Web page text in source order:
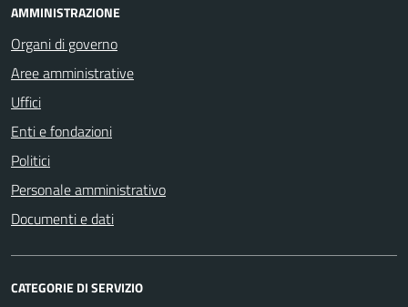
AMMINISTRAZIONE
Organi di governo
Aree amministrative
Uffici
Enti e fondazioni
Politici
Personale amministrativo
Documenti e dati
CATEGORIE DI SERVIZIO